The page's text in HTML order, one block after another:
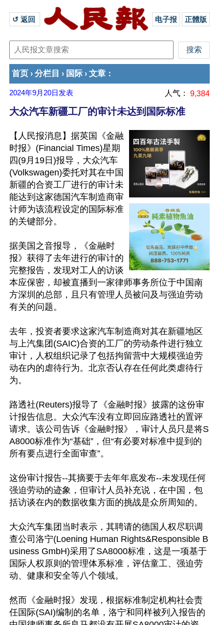
↺ 返回 电子报 正體版
首页 › 分栏目 › 国际 › 文章 ：
2024年9月20日 发表 人气： 9,384
大众汽车新疆工厂的审计未达到国际标准
【人民报消息】据英国《金融
时报》(Financial Times)星期
四(9月19日)报导，大众汽车
(Volkswagen)委托对其在中国
新疆的合资工厂进行的审计未
能达到这家德国汽车制造商审
计师为该流程设定的国际标准
的关键部分。
据美国之音报导，《金融时
报》获得了去年进行的审计的
完整报告，发现对工人的访谈
本应保密，却被直播到一家律师事务所位于中国南
方深圳的总部，且只有管理人员被问及与强迫劳动
有关的问题。
去年，投资者要求这家汽车制造商对其在新疆地区
与上汽集团(SAIC)合资的工厂的劳动条件进行独立
审计，人权组织记录了包括拘留营中大规模强迫劳
动在内的虐待行为。北京否认存在任何此类虐待行
为。
路透社(Reuters)报导了《金融时报》披露的这份审
计报告信息。大众汽车没有立即回应路透社的置评
请求。该公司告诉《金融时报》，审计人员只是将S
A8000标准作为“基础”，但“有必要对标准中提到的
所有要点进行全面审查”。
这份审计报告--其摘要于去年年底发布--未发现任何
强迫劳动的迹象，但审计人员补充说，在中国，包
括访谈在内的数据收集方面的挑战是众所周知的。
大众汽车集团当时表示，其聘请的德国人权尽职调
查公司洛宁(Loening Human Rights&Responsible B
usiness GmbH)采用了SA8000标准，这是一项基于
国际人权原则的管理体系标准，评估童工、强迫劳
动、健康和安全等八个领域。
然而《金融时报》发现，根据标准制定机构社会责
任国际(SAI)编制的名单，洛宁和同样被列入报告的